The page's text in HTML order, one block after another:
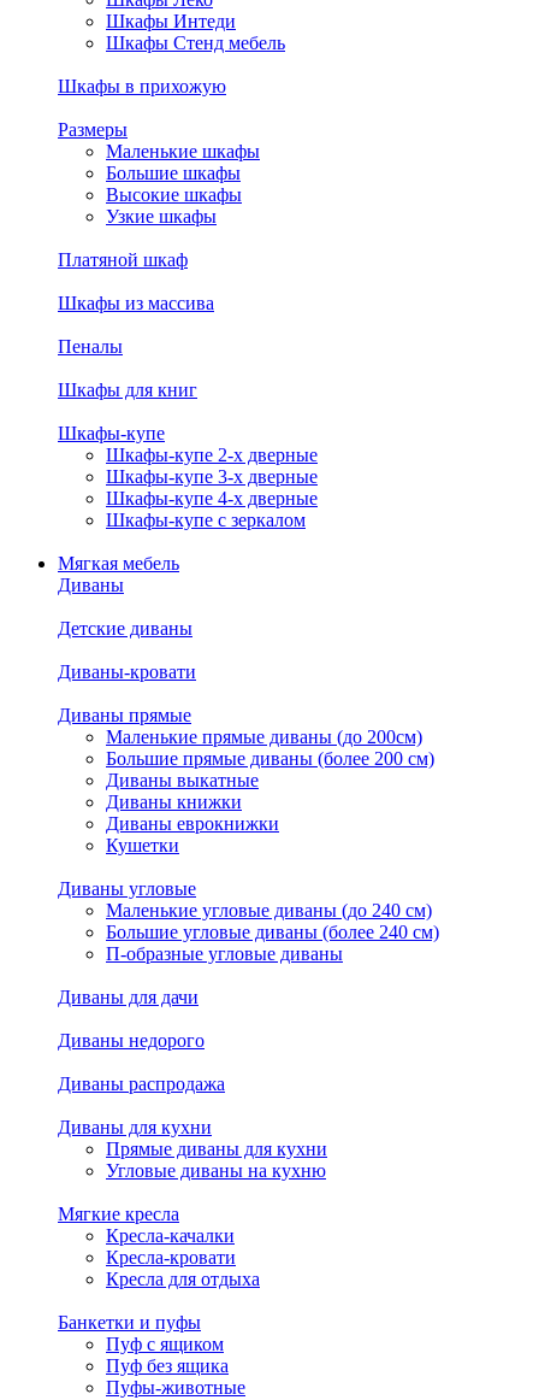
Шкафы Интеди
Шкафы Стенд мебель
Шкафы в прихожую
Размеры
Маленькие шкафы
Большие шкафы
Высокие шкафы
Узкие шкафы
Платяной шкаф
Шкафы из массива
Пеналы
Шкафы для книг
Шкафы-купе
Шкафы-купе 2-х дверные
Шкафы-купе 3-х дверные
Шкафы-купе 4-х дверные
Шкафы-купе с зеркалом
Мягкая мебель
Диваны
Детские диваны
Диваны-кровати
Диваны прямые
Маленькие прямые диваны (до 200см)
Большие прямые диваны (более 200 см)
Диваны выкатные
Диваны книжки
Диваны еврокнижки
Кушетки
Диваны угловые
Маленькие угловые диваны (до 240 см)
Большие угловые диваны (более 240 см)
П-образные угловые диваны
Диваны для дачи
Диваны недорого
Диваны распродажа
Диваны для кухни
Прямые диваны для кухни
Угловые диваны на кухню
Мягкие кресла
Кресла-качалки
Кресла-кровати
Кресла для отдыха
Банкетки и пуфы
Пуф с ящиком
Пуф без ящика
Пуфы-животные